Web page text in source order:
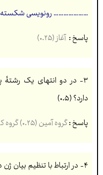
………………… رونويسی
پاسخ :آغاز (۰.۲۵)
۳- در دو انتهای يک
دارد؟(۰.۵)
پاسخ :گروه آمین (۰.۲۵) گروه كربوكسیل (۰.۲۵)
۴- در ارتباط با تنظیم بیان